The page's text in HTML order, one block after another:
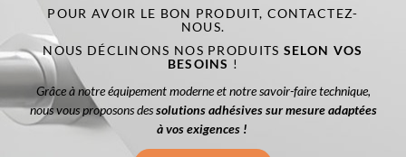
POUR AVOIR LE BON PRODUIT, CONTACTEZ-
NOUS.
NOUS DÉCLINONS NOS PRODUITS SELON VOS
BESOINS !
Grâce à notre équipement moderne et notre savoir-faire technique,
nous vous proposons dessolutions adhésives sur mesure adaptées
à vos exigences !